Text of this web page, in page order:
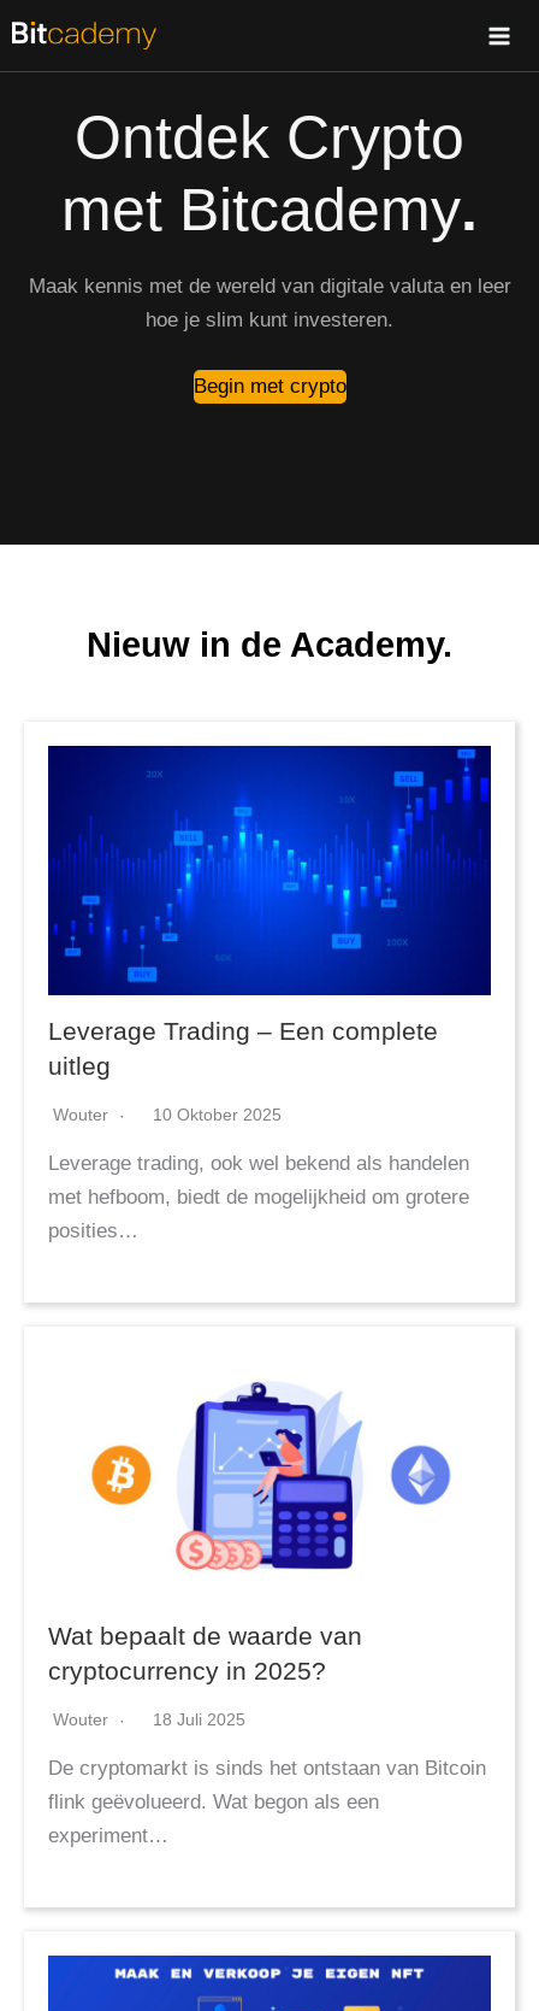
naar
Ontdek Crypto
met Bitcademy.
Maak kennis met de wereld van digitale valuta en leer
hoe je slim kunt investeren.
Begin met crypto
Nieuw in de Academy.
Leverage Trading – Een complete
uitleg
Wouter 10 Oktober 2025
Leverage trading, ook wel bekend als handelen
met hefboom, biedt de mogelijkheid om grotere
posities…
Wat bepaalt de waarde van
cryptocurrency in 2025?
Wouter 18 Juli 2025
De cryptomarkt is sinds het ontstaan van Bitcoin
flink geëvolueerd. Wat begon als een
experiment…